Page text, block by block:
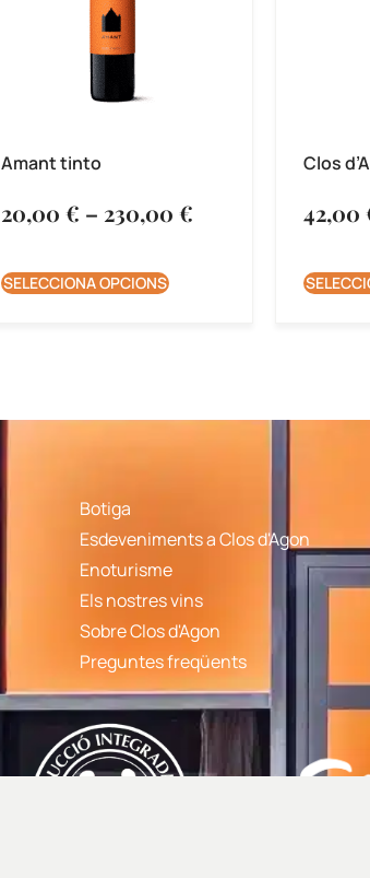
Amant tinto
20,00€ – 230,00€
SELECCIONA OPCIONS
Clos
42,00
Botiga
Esdeveniments a Clos d'Agon
Enoturisme
Els nostres vins
Sobre Clos d'Agon
Preguntes freqüents